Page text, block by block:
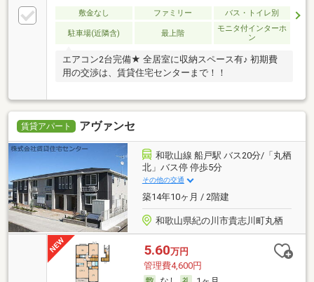
敷金なし ファミリー バス・トイレ別
駐車場(近隣含) 最上階
モニタ付インターホ
ン
エアコン2台完備★ 全居室に収納スペース有♪ 初期費
用の交渉は、賃貸住宅センターまで！！
賃貸アパート アヴァンセ
和歌山線 船戸駅 バス20分/「丸栖
北」バス停 停歩5分
その他の交通
築14年10ヶ月 / 2階建
和歌山県紀の川市貴志川町丸栖
5.60万円
管理費4,600円